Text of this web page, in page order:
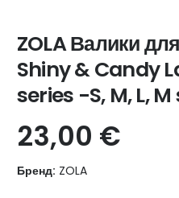
ZOLA Валики
Shiny & Candy
series -S, M, L,
23,00 €
Бренд: ZOLA